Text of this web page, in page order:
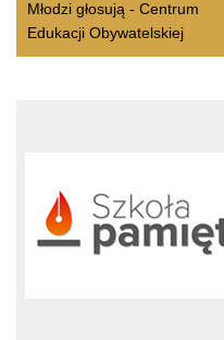
Młodzi głosują - Centrum
Edukacji Obywatelskiej